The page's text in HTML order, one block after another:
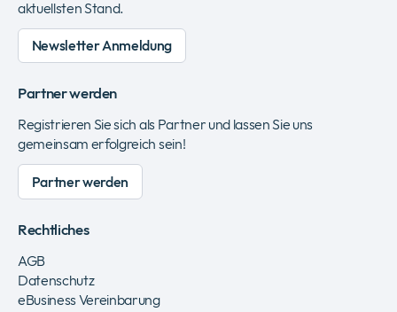
aktuellsten Stand.
Newsletter Anmeldung
Partner werden
Registrieren Sie sich als Partner und lassen Sie uns
gemeinsam erfolgreich sein!
Partner werden
Rechtliches
AGB
Datenschutz
eBusiness Vereinbarung